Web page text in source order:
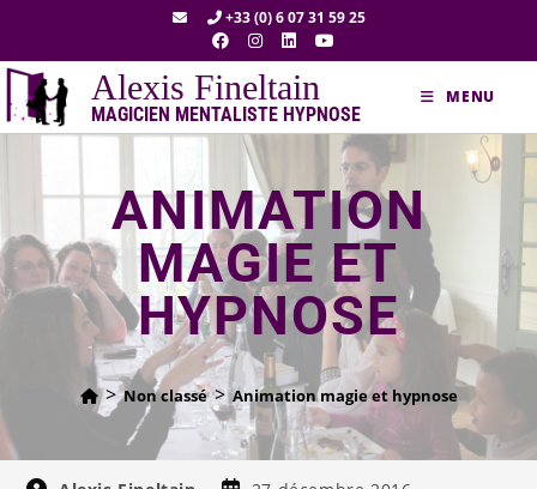
+33 (0) 6 07 31 59 25
Alexis Fineltain
MAGICIEN MENTALISTE HYPNOSE
MENU
ANIMATION
MAGIE ET
HYPNOSE
> Non classé > Animation magie et hypnose